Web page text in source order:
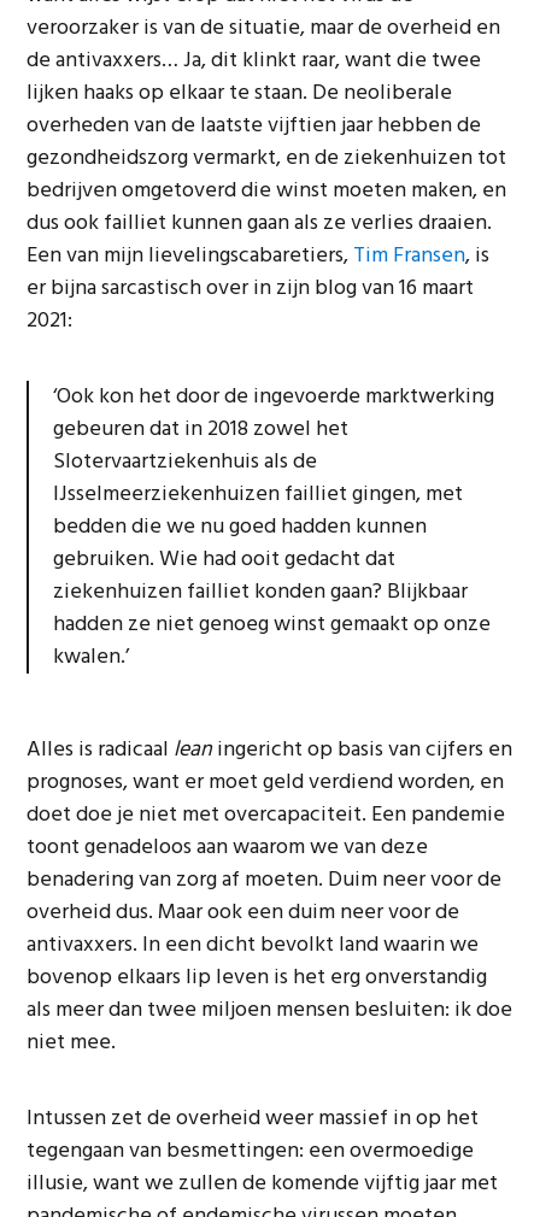
veroorzaker is van de situatie, maar de overheid en
de antivaxxers… Ja, dit klinkt raar, want die twee
lijken haaks op elkaar te staan. De neoliberale
overheden van de laatste vijftien jaar hebben de
gezondheidszorg vermarkt, en de ziekenhuizen tot
bedrijven omgetoverd die winst moeten maken, en
dus ook failliet kunnen gaan als ze verlies draaien.
Een van mijn lievelingscabaretiers,Tim Fransen, is
er bijna sarcastisch over in zijn blog van 16 maart
2021:
‘Ook kon het door de ingevoerde marktwerking
gebeuren dat in 2018 zowel het
Slotervaartziekenhuis als de
IJsselmeerziekenhuizen failliet gingen, met
bedden die we nu goed hadden kunnen
gebruiken. Wie had ooit gedacht dat
ziekenhuizen failliet konden gaan? Blijkbaar
hadden ze niet genoeg winst gemaakt op onze
kwalen.’
Alles is radicaal leaningericht op basis van cijfers en
prognoses, want er moet geld verdiend worden, en
doet doe je niet met overcapaciteit. Een pandemie
toont genadeloos aan waarom we van deze
benadering van zorg af moeten. Duim neer voor de
overheid dus. Maar ook een duim neer voor de
antivaxxers. In een dicht bevolkt land waarin we
bovenop elkaars lip leven is het erg onverstandig
als meer dan twee miljoen mensen besluiten: ik doe
niet mee.
Intussen zet de overheid weer massief in op het
tegengaan van besmettingen: een overmoedige
illusie, want we zullen de komende vijftig jaar met